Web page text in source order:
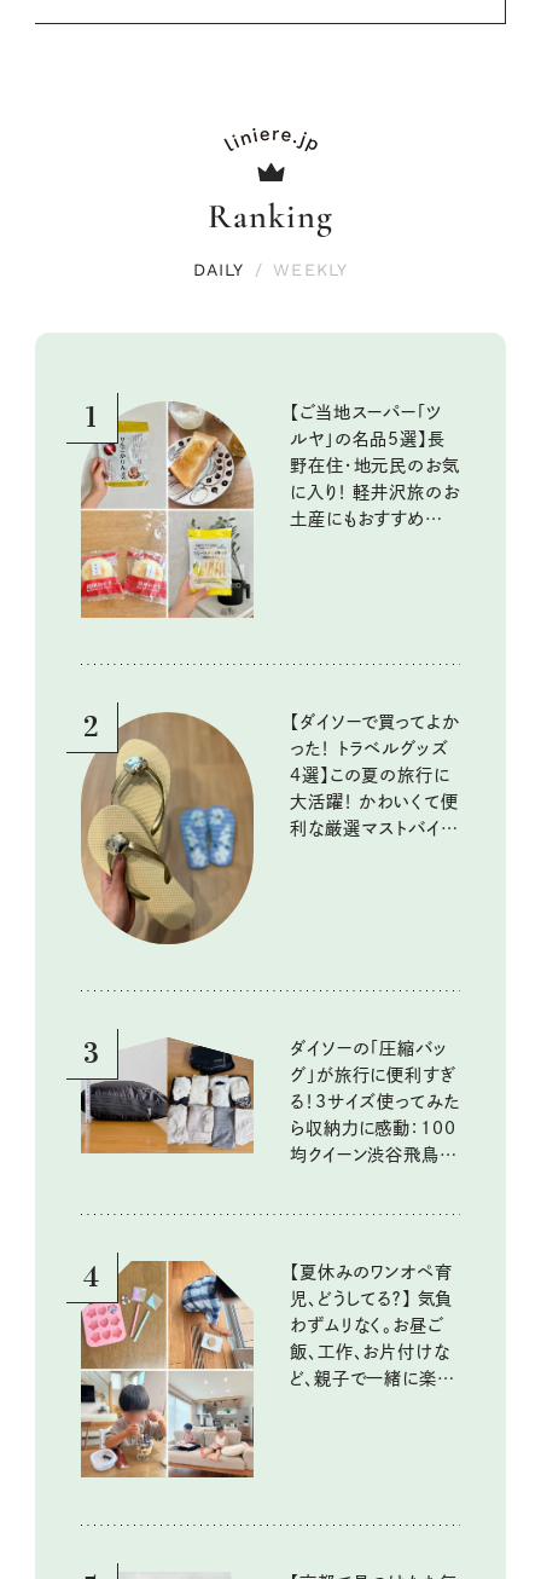
Ranking
DAILY / WEEKLY
1
【ご当地スーパー「ツ
ルヤ」の名品5選】長
野在住・地元民のお気
に入り！ 軽井沢旅のお
土産にもおすすめのお
2
【ダイソーで買ってよか
った！ トラベルグッズ
4選】この夏の旅行に
大活躍！ かわいくて便
利な厳選マストバイア
3
ダイソーの「圧縮バッ
グ」が旅行に便利すぎ
る！3サイズ使ってみた
ら収納力に感動：100
均クイーン渋谷飛鳥の
4
【夏休みのワンオペ育
児、どうしてる？】 気負
わずムリなく。お昼ご
飯、工作、お片付けな
ど、親子で一緒に楽し